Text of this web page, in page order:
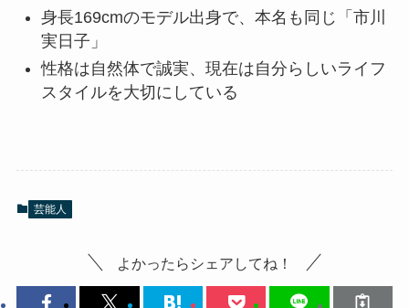
身長169cmのモデル出身で、本名も同じ「市川
実日子」
性格は自然体で誠実、現在は自分らしいライフ
スタイルを大切にしている
芸能人
よかったらシェアしてね！